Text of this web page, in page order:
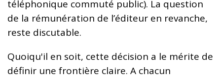
téléphonique commuté public). La question
de la rémunération de l’éditeur en revanche,
reste discutable.
Quoiqu'il en soit, cette décision a le mérite de
définir une frontière claire. A chacun